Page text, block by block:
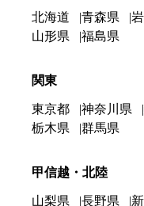
北海道 青森県
山形県
福島県
関東
東京都 神奈川県
栃木県
群馬県
甲信越・北陸
山梨県 長野県